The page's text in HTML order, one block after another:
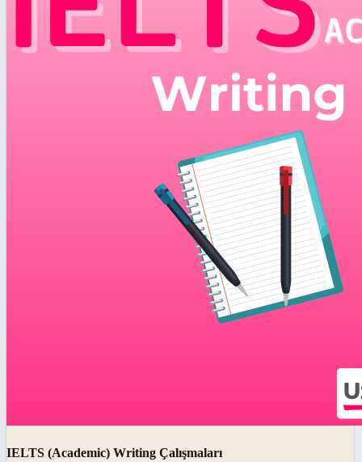
IELTS (Academic) Writing Çalışmaları